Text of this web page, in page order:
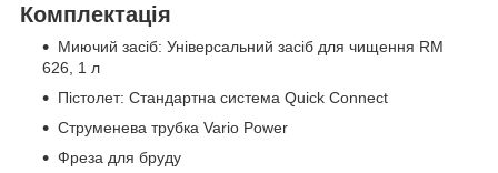
Комплектація
Миючий засіб: Універсальний засіб для чищення RM
626, 1 л
Пістолет: Стандартна система Quick Connect
Струменева трубка Vario Power
Фреза для бруду